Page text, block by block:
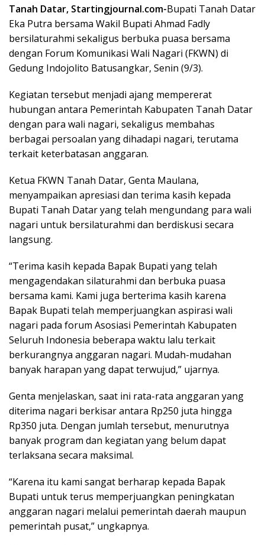
Tanah Datar, Startingjournal.com-Bupati Tanah Datar
Eka Putra bersama Wakil Bupati Ahmad Fadly
bersilaturahmi sekaligus berbuka puasa bersama
dengan Forum Komunikasi Wali Nagari (FKWN) di
Gedung Indojolito Batusangkar, Senin (9/3).
Kegiatan tersebut menjadi ajang mempererat
hubungan antara Pemerintah Kabupaten Tanah Datar
dengan para wali nagari, sekaligus membahas
berbagai persoalan yang dihadapi nagari, terutama
terkait keterbatasan anggaran.
Ketua FKWN Tanah Datar, Genta Maulana,
menyampaikan apresiasi dan terima kasih kepada
Bupati Tanah Datar yang telah mengundang para wali
nagari untuk bersilaturahmi dan berdiskusi secara
langsung.
“Terima kasih kepada Bapak Bupati yang telah
mengagendakan silaturahmi dan berbuka puasa
bersama kami. Kami juga berterima kasih karena
Bapak Bupati telah memperjuangkan aspirasi wali
nagari pada forum Asosiasi Pemerintah Kabupaten
Seluruh Indonesia beberapa waktu lalu terkait
berkurangnya anggaran nagari. Mudah-mudahan
banyak harapan yang dapat terwujud,” ujarnya.
Genta menjelaskan, saat ini rata-rata anggaran yang
diterima nagari berkisar antara Rp250 juta hingga
Rp350 juta. Dengan jumlah tersebut, menurutnya
banyak program dan kegiatan yang belum dapat
terlaksana secara maksimal.
“Karena itu kami sangat berharap kepada Bapak
Bupati untuk terus memperjuangkan peningkatan
anggaran nagari melalui pemerintah daerah maupun
pemerintah pusat,” ungkapnya.